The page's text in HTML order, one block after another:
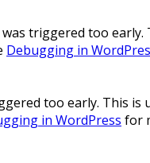
triggered too
Debugging in
too early. This is
in WordPress for